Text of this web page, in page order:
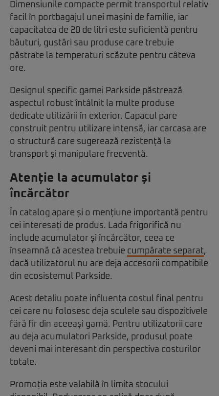
Dimensiunile compacte permit transportul relativ
facil în portbagajul unei mașini de familie, iar
capacitatea de 20 de litri este suficientă pentru
băuturi, gustări sau produse care trebuie
păstrate la temperaturi scăzute pentru câteva
ore.
Designul specific gamei Parkside păstrează
aspectul robust întâlnit la multe produse
dedicate utilizării în exterior. Capacul pare
construit pentru utilizare intensă, iar carcasa are
o structură care sugerează rezistență la
transport și manipulare frecventă.
Atenție la acumulator și
încărcător
În catalog apare și o mențiune importantă pentru
cei interesați de produs. Lada frigorifică nu
include acumulator și încărcător, ceea ce
înseamnă că acestea trebuie cumpărate separat,
dacă utilizatorul nu are deja accesorii compatibile
din ecosistemul Parkside.
Acest detaliu poate influența costul final pentru
cei care nu folosesc deja sculele sau dispozitivele
fără fir din aceeași gamă. Pentru utilizatorii care
au deja acumulatori Parkside, produsul poate
deveni mai interesant din perspectiva costurilor
totale.
Promoția este valabilă în limita stocului